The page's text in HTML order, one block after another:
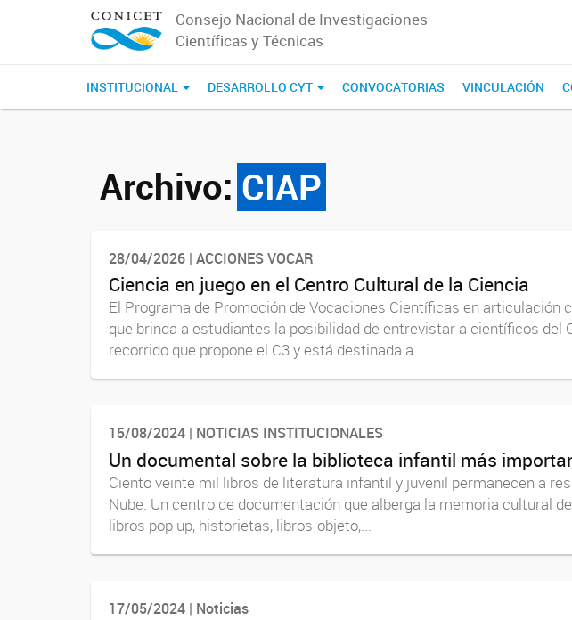
Consejo Nacional de Investigaciones
Científicas y Técnicas
INSTITUCIONAL DESARROLLO CYT CONVOCATORIAS VINCULACIÓN
Archivo: CIAP
28/04/2026 | ACCIONES VOCAR
Ciencia en juego en el Centro Cultural de la Ciencia
El Programa de Promoción de Vocaciones Científicas en articulación
que brinda a estudiantes la posibilidad de entrevistar a científicos
recorrido que propone el C3 y está destinada a...
15/08/2024 | NOTICIAS INSTITUCIONALES
Un documental sobre la biblioteca infantil más
Ciento veinte mil libros de literatura infantil y juvenil permanecen a
Nube. Un centro de documentación que alberga la memoria cultural
libros pop up, historietas, libros-objeto,...
17/05/2024 | Noticias